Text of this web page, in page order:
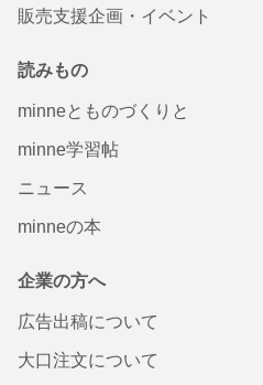
販売支援企画・イベント
読みもの
minneとものづくりと
minne学習帖
ニュース
minneの本
企業の方へ
広告出稿について
大口注文について